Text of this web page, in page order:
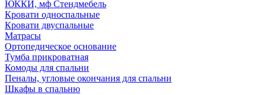
ЮККИ, мф Стендмебель
Кровати односпальные
Кровати двуспальные
Матрасы
Ортопедическое основание
Тумба прикроватная
Комоды для спальни
Пеналы, угловые окончания для спальни
Шкафы в спальню